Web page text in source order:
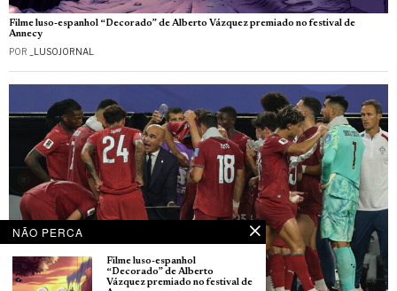
Filme luso-espanhol “Decorado” de Alberto Vázquez premiado no festival de
Annecy
POR _LUSOJORNAL
NÃO PERCA
Filme luso-espanhol
“Decorado” de Alberto
Vázquez premiado no festival de